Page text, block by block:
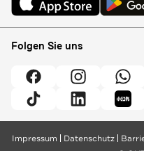
Folgen Sie uns
Impressum Datenschutz